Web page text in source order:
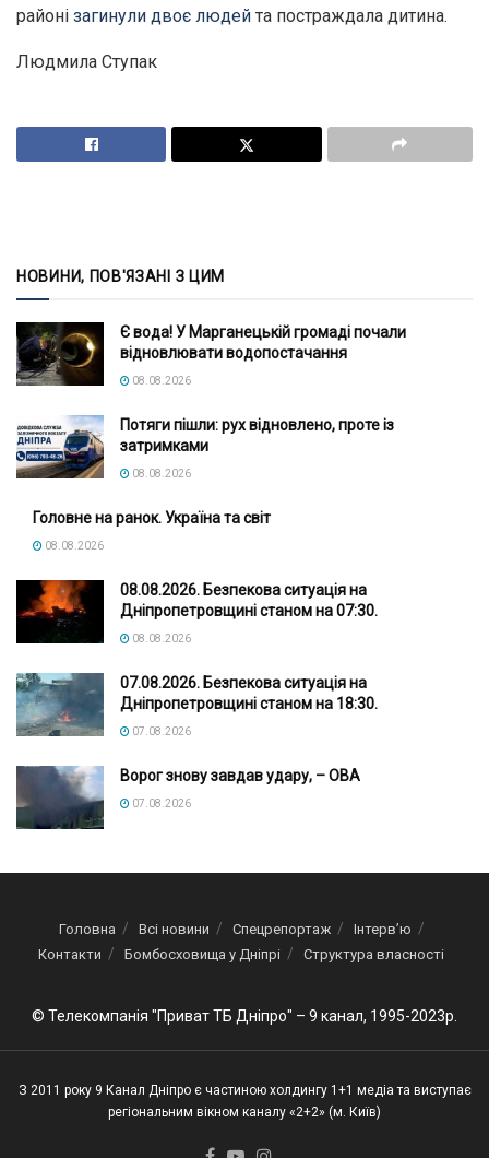
районі загинули двоє людей та постраждала дитина.
Людмила Ступак
НОВИНИ, ПОВ'ЯЗАНІ З ЦИМ
Є вода! У Марганецькій громаді почали
відновлювати водопостачання
08.08.2026
Потяги пішли: рух відновлено, проте із
затримками
08.08.2026
Головне на ранок. Україна та світ
08.08.2026
08.08.2026. Безпекова ситуація на
Дніпропетровщині станом на 07:30.
08.08.2026
07.08.2026. Безпекова ситуація на
Дніпропетровщині станом на 18:30.
07.08.2026
Ворог знову завдав удару, – ОВА
07.08.2026
Головна Всі новини Спецрепортаж
Інтерв’ю
Контакти
Бомбосховища у Дніпрі Структура власності
© Телекомпанія "Приват ТБ Дніпро" – 9 канал, 1995-2023р.
З 2011 року 9 Канал Дніпро є частиною холдингу 1+1 медіа та виступає
регіональним вікном каналу «2+2» (м. Київ)